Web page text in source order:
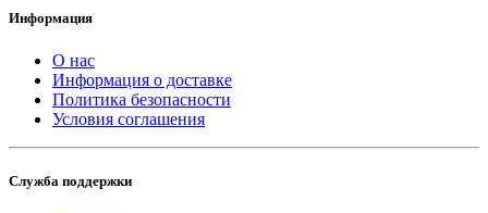
Информация
О нас
Информация о доставке
Политика безопасности
Условия соглашения
Служба поддержки